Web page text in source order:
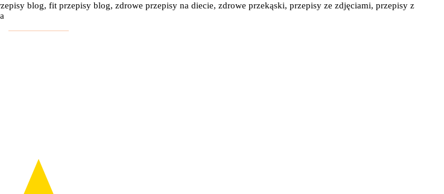
blog, fit przepisy blog, zdrowe przepisy na diecie, zdrowe przekąski, przepisy ze zdjęciami, przepisy z